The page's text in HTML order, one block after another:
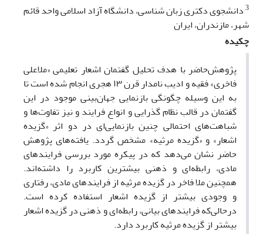
3دانشجوی دکتری زبان شناسی، دانشگاه آزاد اسلامی واحد قائم
شهر، مازندران، ایران
چکیده
پژوهش‌حاضر با هدف تحلیل گفتمان اشعار تعلیمی «ملاعلی
فاخری» فقیه و ادیب نامدار قرن ۱۳ هجری انجام ‌شده است تا
به این وسیله چگونگی بازنمایی جهان‌بینی موجود در این
گفتمان در قالب نظام گذرایی و انواع فرایند و نیز تفاوت‌ها و
شباهت‌های احتمالی چنین بازنمایی‌ای‌ در دو اثر «گزیده
اشعار» و «گزیده مرثیه» مشخص گردد. یافته‌های پژوهش
حاضر نشان می‌دهد که در پیکره مورد بررسی فرایند‌های
مادی، رابطه‌ای و ذهنی بیشترین کاربرد را داشته‌اند.
همچنین ملا فاخر در گزیده مرثیه از فرایند‌های مادی، رفتاری
و وجودی بیشتر از گزیده اشعار استفاده کرده است.
درحالی‌که فرایند‌های بیانی، رابطه‌ای و ذهنی در گزیده اشعار
بیشتر از گزیده مرثیه کاربرد دارد.